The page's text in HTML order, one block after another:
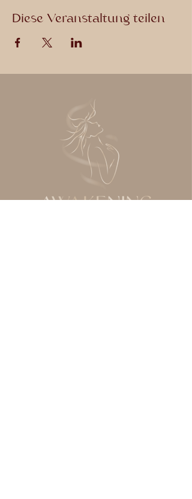
Diese Veranstaltung teilen